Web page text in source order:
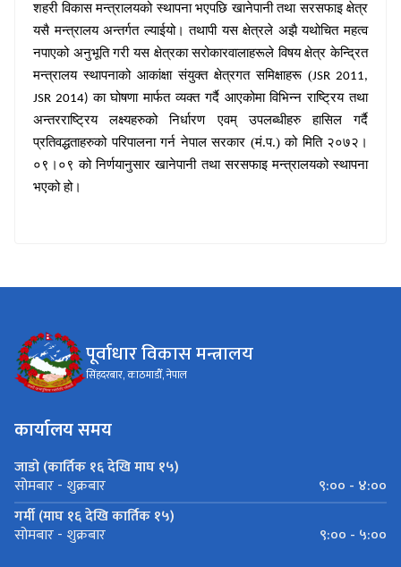
शहरी विकास मन्त्रालयको स्थापना भएपछि खानेपानी तथा सरसफाइ क्षेत्र
यसै मन्त्रालय अन्तर्गत ल्याईयो। तथापी यस क्षेत्रले अझै यथोचित महत्व
नपाएको अनुभूति गरी यस क्षेत्रका सरोकारवालाहरूले विषय क्षेत्र केन्द्रित
मन्त्रालय स्थापनाको आकांक्षा संयुक्त क्षेत्रगत समिक्षाहरू (JSR 2011,
JSR 2014)का घोषणा मार्फत व्यक्त गर्दै आएकोमा विभिन्न राष्ट्रिय तथा
अन्तरराष्ट्रिय लक्ष्यहरुको निर्धारण एवम् उपलब्धीहरु हासिल गर्दै
प्रतिवद्धताहरुको परिपालना गर्न नेपाल सरकार (मं.प.) को मिति २०७२।
०९।०९ को निर्णयानुसार खानेपानी तथा सरसफाइ मन्त्रालयको स्थापना
भएको हो।
पूर्वाधार विकास मन्त्रालय
सिंहदरबार, काठमाडौँ, नेपाल
कार्यालय समय
जाडो (कार्तिक १६ देखि माघ १५)
सोमबार - शुक्रबार
९:०० - ४:००
गर्मी (माघ १६ देखि कार्तिक १५)
सोमबार - शुक्रबार ९:०० - ५:००